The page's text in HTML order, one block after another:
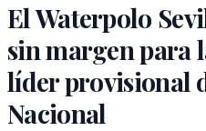
El Waterpolo
sin margen para
líder provisional
Nacional